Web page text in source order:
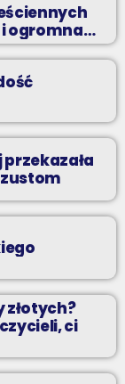
ogromna
przekazała
złotych?
ci